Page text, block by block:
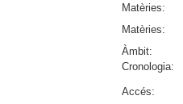
Matèries:
Matèries:
Àmbit:
Cronologia:
Accés: